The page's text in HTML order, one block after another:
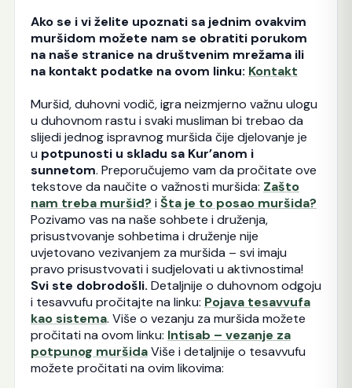
Ako se i vi želite upoznati sa jednim ovakvim
muršidom možete nam se obratiti porukom
na naše stranice na društvenim mrežama ili
na kontakt podatke na ovom linku: Kontakt
Muršid, duhovni vodič, igra neizmjerno važnu ulogu
u duhovnom rastu i svaki musliman bi trebao da
slijedi jednog ispravnog muršida čije djelovanje je
u potpunosti u skladu sa Kur’anom i
sunnetom. Preporučujemo vam da pročitate ove
tekstove da naučite o važnosti muršida: Zašto
nam treba muršid? i Šta je to posao muršida?
Pozivamo vas na naše sohbete i druženja,
prisustvovanje sohbetima i druženje nije
uvjetovano vezivanjem za muršida – svi imaju
pravo prisustvovati i sudjelovati u aktivnostima!
Svi ste dobrodošli. Detaljnije o duhovnom odgoju
i tesavvufu pročitajte na linku: Pojava tesavvufa
kao sistema. Više o vezanju za muršida možete
pročitati na ovom linku: Intisab – vezanje za
potpunog muršidaViše i detaljnije o tesavvufu
možete pročitati na ovim likovima: